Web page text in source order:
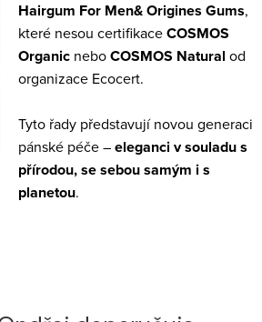
Hairgum For Men&Origines Gums,
které nesou certifikaceCOSMOS
OrganicneboCOSMOS Natural od
organizace Ecocert.
Tyto řady představují novou generaci
pánské péče –eleganci v souladu s
přírodou, se sebou samým i s
planetou.